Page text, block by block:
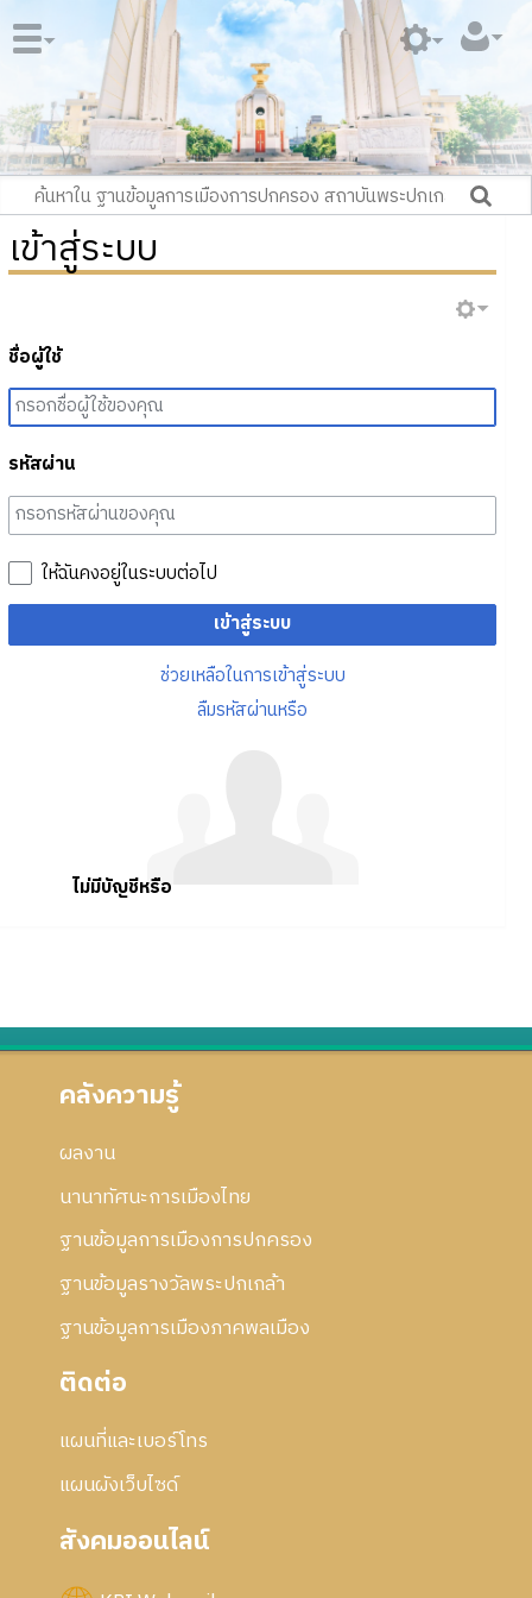
เข้าสู่ระบบ
ชื่อผู้ใช้
รหัสผ่าน
ให้ฉันคงอยู่ในระบบต่อไป
เข้าสู่ระบบ
ช่วยเหลือในการเข้าสู่ระบบ
ลืมรหัสผ่านหรือ
ไม่มีบัญชีหรือ
คลังความรู้
ผลงาน
นานาทัศนะการเมืองไทย
ฐานข้อมูลการเมืองการปกครอง
ฐานข้อมูลรางวัลพระปกเกล้า
ฐานข้อมูลการเมืองภาคพลเมือง
ติดต่อ
แผนที่และเบอร์โทร
แผนผังเว็บไซด์
สังคมออนไลน์